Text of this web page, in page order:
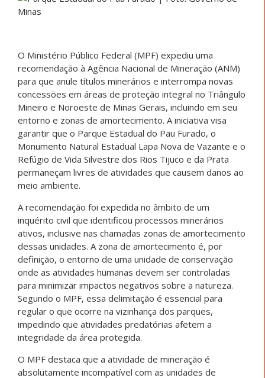
O Ministério Público Federal (MPF) expediu uma
recomendação à Agência Nacional de Mineração (ANM)
para que anule títulos minerários e interrompa novas
concessões em áreas de proteção integral no Triângulo
Mineiro e Noroeste de Minas Gerais, incluindo em seu
entorno e zonas de amortecimento. A iniciativa visa
garantir que o Parque Estadual do Pau Furado, o
Monumento Natural Estadual Lapa Nova de Vazante e o
Refúgio de Vida Silvestre dos Rios Tijuco e da Prata
permaneçam livres de atividades que causem danos ao
meio ambiente.
A recomendação foi expedida no âmbito de um
inquérito civil que identificou processos minerários
ativos, inclusive nas chamadas zonas de amortecimento
dessas unidades. A zona de amortecimento é, por
definição, o entorno de uma unidade de conservação
onde as atividades humanas devem ser controladas
para minimizar impactos negativos sobre a natureza.
Segundo o MPF, essa delimitação é essencial para
regular o que ocorre na vizinhança dos parques,
impedindo que atividades predatórias afetem a
integridade da área protegida.
O MPF destaca que a atividade de mineração é
absolutamente incompatível com as unidades de